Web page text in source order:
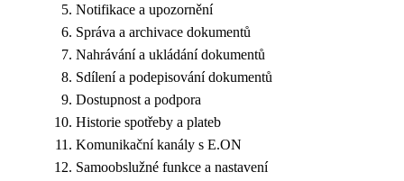
Notifikace a upozornění
Správa a archivace dokumentů
Nahrávání a ukládání dokumentů
Sdílení a podepisování dokumentů
Dostupnost a podpora
Historie spotřeby a plateb
Komunikační kanály s E.ON
Samoobslužné funkce a nastavení